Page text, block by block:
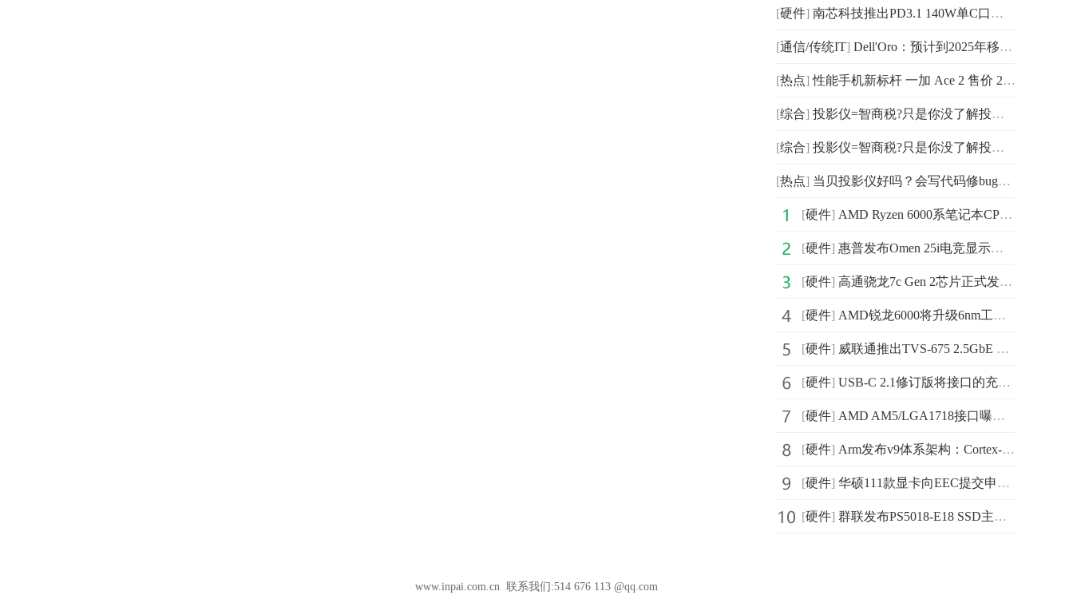
[硬件] 南芯科技推出PD3.1 140W单C口、双C口及2C1A 2C2A等多种
[通信/传统IT] Dell'Oro：预计到2025年移动回传传输市场将达到53亿美元
[热点]性能手机新标杆 一加 Ace 2 售价 2799 元起
[综合] 投影仪=智商税?只是你没了解投影仪!另附2023最新家用投影
[综合] 投影仪=智商税?只是你没了解投影仪!另附2023最新家用投影
[热点] 当贝投影仪好吗？会写代码修bug作诗的ChatGPT给你答案
[硬件] AMD Ryzen 6000系笔记本CPU路线图曝光 集成Navi2核显
[硬件] 惠普发布Omen 25i电竞显示器 尺寸为24.5英寸
[硬件] 高通骁龙7c Gen 2芯片正式发布：出色性能和多天续航
[硬件] AMD锐龙6000将升级6nm工艺 继续使用PCIe 4.0及DDR4
[硬件] 威联通推出TVS-675 2.5GbE NAS 配备M.2 SSD双插槽可启用快取加速
[硬件] USB-C 2.1修订版将接口的充电功率将增加一倍以上 从100
[硬件] AMD AM5/LGA1718接口曝光：Zen4处理器将采用
[硬件] Arm发布v9体系架构：Cortex-X2相比X1性能提高16%
[硬件] 华硕111款显卡向EEC提交申请 包含RTX 30系LHR挖款限制版
[硬件] 群联发布PS5018-E18 SSD主控：采用PCIe 4.0×4通道，读
www.inpai.com.cn 联系我们:514 676 113 @qq.com